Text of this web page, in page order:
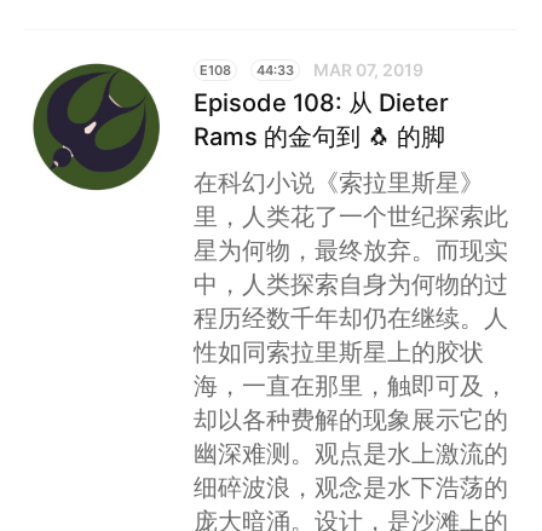
E108 44:33 MAR 07, 2019
Episode 108: 从 Dieter
Rams 的金句到 🐧 的脚
在科幻小说《索拉里斯星》
里，人类花了一个世纪探索此
星为何物，最终放弃。而现实
中，人类探索自身为何物的过
程历经数千年却仍在继续。人
性如同索拉里斯星上的胶状
海，一直在那里，触即可及，
却以各种费解的现象展示它的
幽深难测。观点是水上激流的
细碎波浪，观念是水下浩荡的
庞大暗涌。设计，是沙滩上的